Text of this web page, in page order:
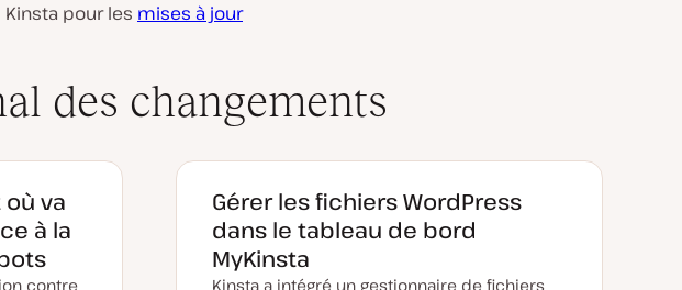
Kinsta pour les mises à jour
des changements
va
à la
contre
Gérer les fichiers WordPress
dans le tableau de bord
MyKinsta
Kinsta a intégré un gestionnaire de fichiers